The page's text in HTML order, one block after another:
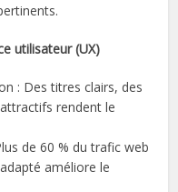
utilisateur (UX)
: Des titres clairs, des
rendent le
de 60 % du trafic web
améliore le